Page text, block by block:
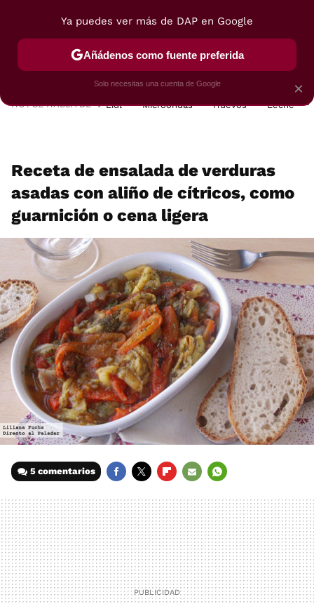
POSTRES VIAJES SELECCIÓN VEGUI
HOY SE HABLA DE Lidl Microondas Huevos Leche
Receta de ensalada de verduras
asadas con aliño de cítricos, como
guarnición o cena ligera
5 comentarios
MAIL
×
Ya puedes ver más de DAP en Google
Añádenos como fuente preferida
Solo necesitas una cuenta de Google